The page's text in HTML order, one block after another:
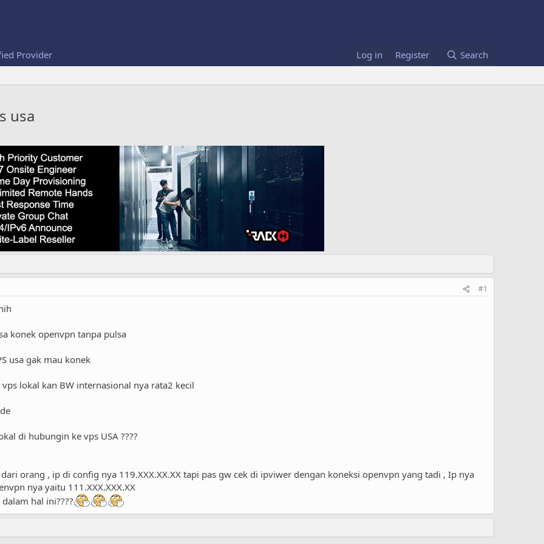
Provider Log in Register Search
usa
#1
konek openvpn tanpa pulsa
usa gak mau konek
lokal kan BW internasional nya rata2 kecil
di hubungin ke vps USA ????
orang , ip di config nya 119.XXX.XX.XX tapi pas gw cek di ipviwer dengan koneksi openvpn yang tadi , Ip nya
nya yaitu 111.XXX.XXX.XX
hal ini????